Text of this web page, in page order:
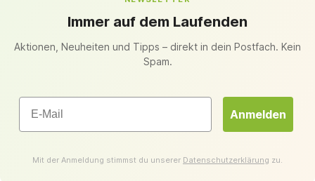
Immer auf dem Laufenden
Aktionen, Neuheiten und Tipps – direkt in dein Postfach. Kein
Spam.
Email
Anmelden
Mit der Anmeldung stimmst du unserer Datenschutzerklärung zu.